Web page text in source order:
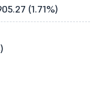
(1.71%)